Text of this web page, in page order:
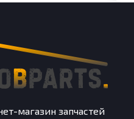
магазин запчастей